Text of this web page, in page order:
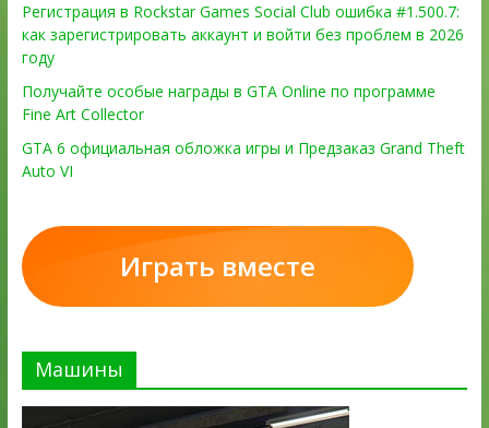
Регистрация в Rockstar Games Social Club ошибка #1.500.7:
как зарегистрировать аккаунт и войти без проблем в 2026
году
Получайте особые награды в GTA Online по программе
Fine Art Collector
GTA 6 официальная обложка игры и Предзаказ Grand Theft
Auto VI
Играть вместе
Машины